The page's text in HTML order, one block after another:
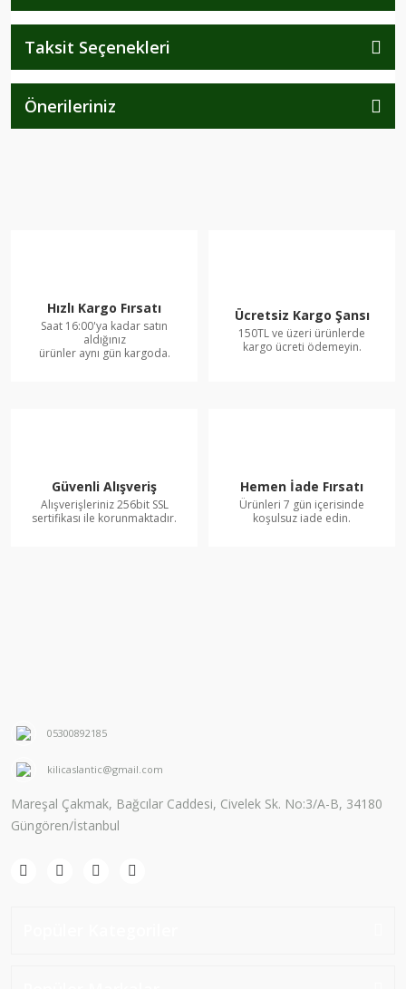
Taksit Seçenekleri
Önerileriniz
Hızlı Kargo Fırsatı
Saat 16:00'ya kadar satın
aldığınız
ürünler aynı gün kargoda.
Ücretsiz Kargo Şansı
150TL ve üzeri ürünlerde
kargo ücreti ödemeyin.
Güvenli Alışveriş
Alışverişleriniz 256bit SSL
sertifikası ile korunmaktadır.
Hemen İade Fırsatı
Ürünleri 7 gün içerisinde
koşulsuz iade edin.
05300892185
kilicaslantic@gmail.com
Mareşal Çakmak, Bağcılar Caddesi, Civelek Sk. No:3/A-B, 34180
Güngören/İstanbul